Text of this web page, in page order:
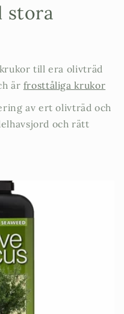
stora
till era olivträd
är frosttåliga krukor
av ert olivträd och
och rätt